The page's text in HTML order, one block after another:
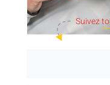
message
sur les
Suivez